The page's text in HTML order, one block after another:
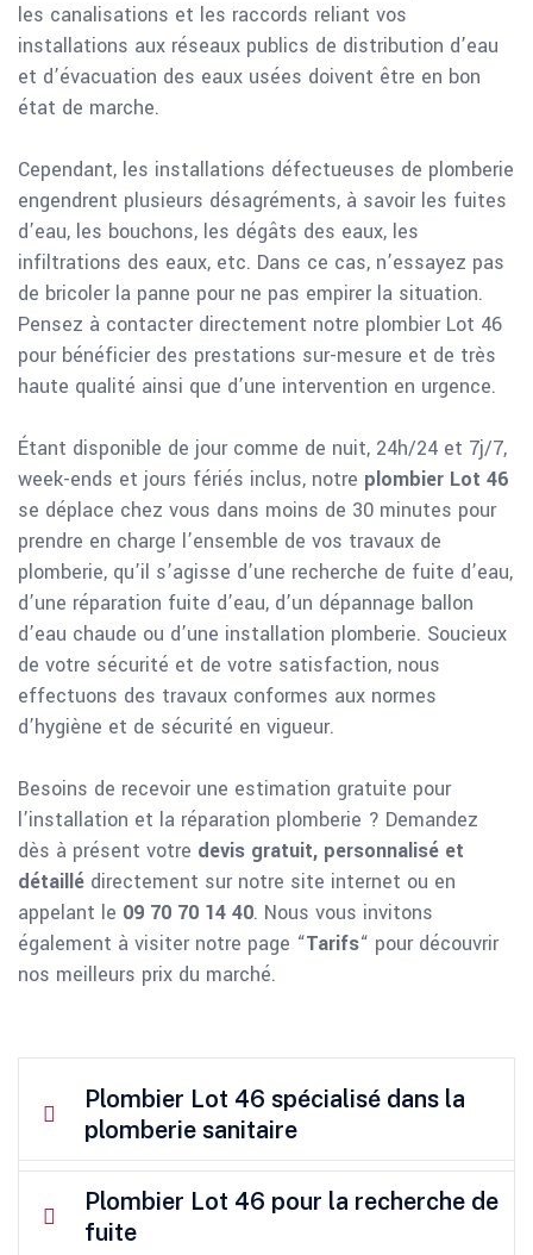
les canalisations et les raccords reliant vos
installations aux réseaux publics de distribution d’eau
et d’évacuation des eaux usées doivent être en bon
état de marche.
Cependant, les installations défectueuses de plomberie
engendrent plusieurs désagréments, à savoir les fuites
d’eau, les bouchons, les dégâts des eaux, les
infiltrations des eaux, etc. Dans ce cas, n’essayez pas
de bricoler la panne pour ne pas empirer la situation.
Pensez à contacter directement notre plombier Lot 46
pour bénéficier des prestations sur-mesure et de très
haute qualité ainsi que d’une intervention en urgence.
Étant disponible de jour comme de nuit, 24h/24 et 7j/7,
week-ends et jours fériés inclus, notre plombier Lot 46
se déplace chez vous dans moins de 30 minutes pour
prendre en charge l’ensemble de vos travaux de
plomberie, qu’il s’agisse d’une recherche de fuite d’eau,
d’une réparation fuite d’eau, d’un dépannage ballon
d’eau chaude ou d’une installation plomberie. Soucieux
de votre sécurité et de votre satisfaction, nous
effectuons des travaux conformes aux normes
d’hygiène et de sécurité en vigueur.
Besoins de recevoir une estimation gratuite pour
l’installation et la réparation plomberie ? Demandez
dès à présent votre devis gratuit, personnalisé et
détaillé directement sur notre site internet ou en
appelant le 09 70 70 14 40. Nous vous invitons
également à visiter notre page “Tarifs“ pour découvrir
nos meilleurs prix du marché.
Plombier Lot 46 spécialisé dans la
plomberie sanitaire
Plombier Lot 46 pour la recherche de
fuite